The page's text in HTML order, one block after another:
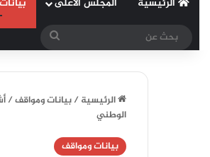
بحث
الرئيسية/بيانات ومواقف/
الوطني
بيانات ومواقف